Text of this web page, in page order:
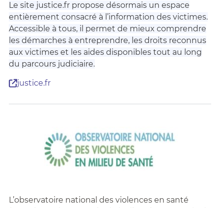
Le site justice.frpropose désormais un espace
entièrement consacré à l’information des victimes.
Accessible à tous, il permet de mieux comprendre
les démarches à entreprendre, les droits reconnus
aux victimes et les aides disponibles tout au long
du parcours judiciaire.
justice.fr
L’observatoire national des violences en santé